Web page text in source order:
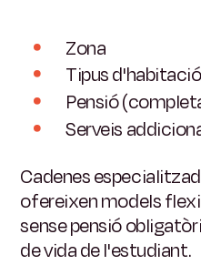
Zona
Tipus d'habitació
Pensió
Serveis
Cadenes
ofereixen models
sense pensió
de vida de l'estudiant.